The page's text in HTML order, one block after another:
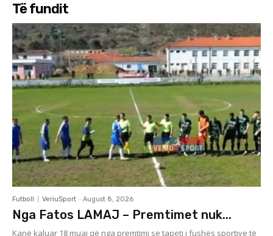
Të fundit
Futboll VeriuSport - August 8, 2026
Nga Fatos LAMAJ – Premtimet nuk...
Kanë kaluar 18 muaj që nga premtimi se tapeti i fushës sportive të